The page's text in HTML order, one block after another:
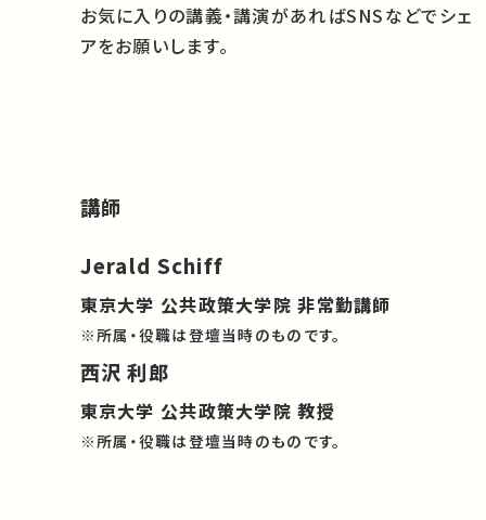
お気に入りの講義・講演があればSNSなどでシェ
アをお願いします。
講師
Jerald Schiff
東京大学 公共政策大学院 非常勤講師
※所属・役職は登壇当時のものです。
西沢 利郎
東京大学 公共政策大学院 教授
※所属・役職は登壇当時のものです。